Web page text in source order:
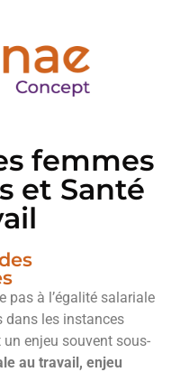
femmes
et Santé
pas à l’égalité salariale
dans les instances
enjeu souvent sous-
au travail, enjeu